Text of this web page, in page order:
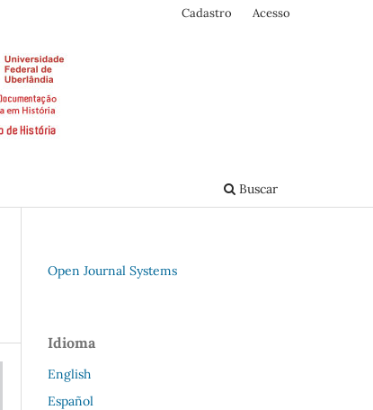
Buscar
Cadastro Acesso
Open Journal Systems
Idioma
English
Español